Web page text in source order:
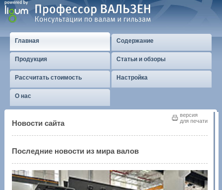
Главная Содержание
Продукция Статьи и обзоры
Рассчитать стоимость Настройка
О нас
версия
для печати
Новости сайта
Последние новости из мира валов